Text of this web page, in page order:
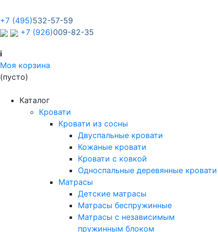
+7 (495)532-57-59
+7 (926)009-82-35
i
Моя корзина
(пусто)
Каталог
Кровати
Кровати из сосны
Двуспальные кровати
Кожаные кровати
Кровати с ковкой
Односпальные деревянные кровати
Матрасы
Детские матрасы
Матрасы беспружинные
Матрасы с независимым
пружинным блоком